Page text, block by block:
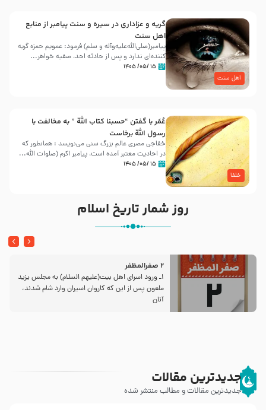
اهل سنت
گریه و عزاداری در سیره و سنت پیامبر از منابع
اهل سنت
پیامبر(صلی‌الله‌علیه‌وآله و سلم) فرمود: عمویم حمزه گریه
کننده‌ای ندارد و پس از حادثه احد، صفیه خواهر...
۱۵ /۰۵/ ۱۴۰۵
خلفا
عُمَر با گفتن “حسبنا كتاب اللّه ” به مخالفت با
رسول اللّه برخاست
خفاجی مصری عالم بزرگ سنی می‌نویسد : همانطور که
در احادیث معتبر آمده است، پیامبر اکرم (صلوات اللّه...
۱۵ /۰۵/ ۱۴۰۵
روز شمار تاریخ اسلام
2 صفرالمظفر
1ـ ورود اسراى اهل بیت‌(علیهم السلام) به مجلس یزید
ملعون پس از این كه كاروان اسیران وارد شام شدند،
آنان
جدیدترین مقالات
جدیدترین مقالات و مطالب منتشر شده